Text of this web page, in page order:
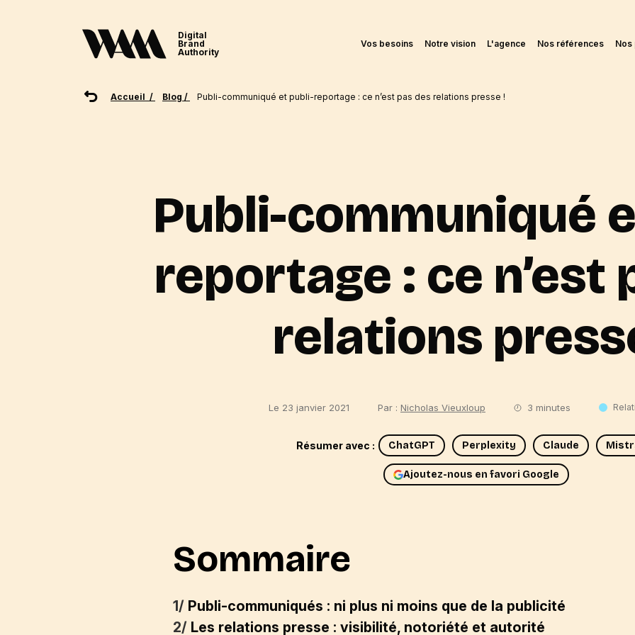
Digital
Brand
Authority
Vos besoins Notre vision L'agence Nos références Nos
Accueil / Blog / Publi-communiqué et publi-reportage : ce n’est pas des relations presse !
Publi-communiqué
reportage : ce n’est
relations
Le 23 janvier 2021 Par : Nicholas Vieuxloup 3 minutes
Résumer avec : ChatGPT Perplexity Claude
Ajoutez-nous en favori Google
Sommaire
1/ Publi-communiqués : ni plus ni moins que de la publicité
2/ Les relations presse : visibilité, notoriété et autorité